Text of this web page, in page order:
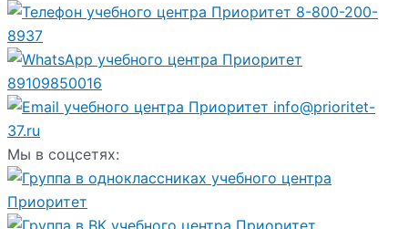
8-800-200-
8937
89109850016
info@prioritet-
37.ru
Мы в соцсетях: